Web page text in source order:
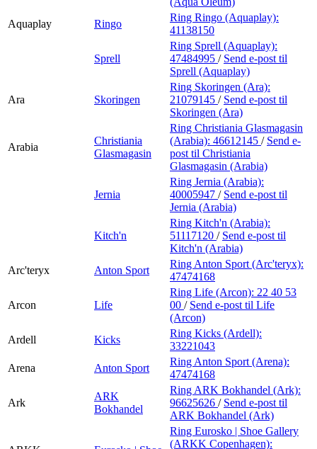
Aquaplay
Ringo
Ring Ringo (Aquaplay):
41138150
Sprell
Ring Sprell (Aquaplay):
47484995 / Send e-post til
Sprell (Aquaplay)
Ara Skoringen
Ring Skoringen (Ara):
21079145 / Send e-post til
Skoringen (Ara)
Arabia
Christiania
Glasmagasin
Ring Christiania Glasmagasin
(Arabia): 46612145 / Send e-
post til Christiania
Glasmagasin (Arabia)
Jernia
Ring Jernia (Arabia):
40005947 / Send e-post til
Jernia (Arabia)
Kitch'n
Ring Kitch'n (Arabia):
51117120 / Send e-post til
Kitch'n (Arabia)
Arc'teryx
Anton Sport
Ring Anton Sport (Arc'teryx):
47474168
Arcon Life
Ring Life (Arcon): 22 40 53
00 / Send e-post til Life
(Arcon)
Ardell
Kicks
Ring Kicks (Ardell):
33221043
Arena
Anton Sport
Ring Anton Sport (Arena):
47474168
Ark
ARK
Bokhandel
Ring ARK Bokhandel (Ark):
96625626 / Send e-post til
ARK Bokhandel (Ark)
Ring Eurosko | Shoe Gallery
(ARKK Copenhagen):